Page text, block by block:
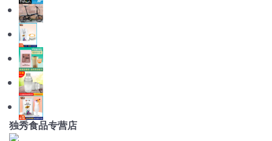
独秀食品专营店